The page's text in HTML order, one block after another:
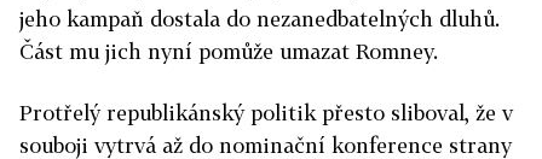
jeho kampaň dostala do nezanedbatelných dluhů.
Část mu jich nyní pomůže umazat Romney.
Protřelý republikánský politik přesto sliboval, že v
souboji vytrvá až do nominační konference strany